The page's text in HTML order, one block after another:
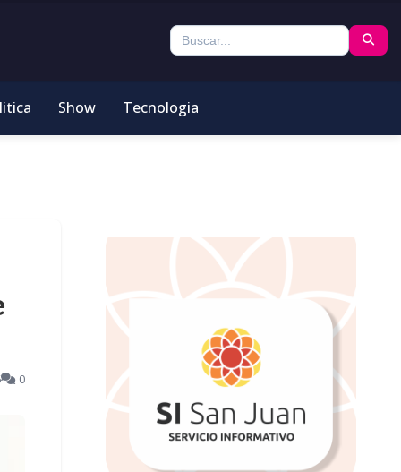
Show Tecnologia
0